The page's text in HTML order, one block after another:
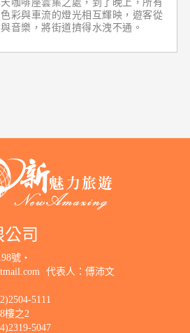
咖啡座雲集之處，到了晚上，所有
彩與車流的燈光相互輝映，遊客從
音樂，將街道擠得水洩不通。
司
號‧
代表人：傅沛文
5111
樓之2
5047